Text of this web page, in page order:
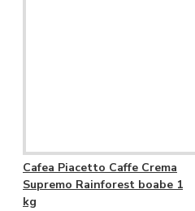
Cafea Piacetto Caffe Crema
Supremo Rainforest boabe 1
kg